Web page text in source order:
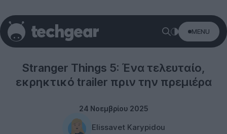
MENU
Stranger Things 5: Ένα τελευταίο,
εκρηκτικό trailer πριν την πρεμιέρα
24 Νοεμβρίου 2025
Elissavet Karypidou